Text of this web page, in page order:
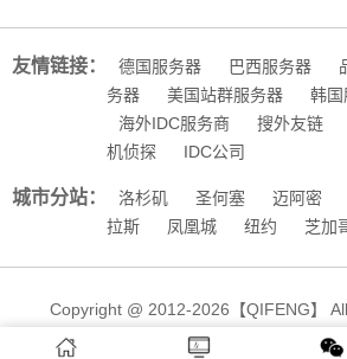
友情链接： 德国服务器 巴西服务器
务器
美国站群服务器 韩国
海外IDC服务商
搜外友链
机侦探
IDC公司
城市分站： 洛杉矶 圣何塞 迈阿密
拉斯
凤凰城 纽约 芝加
Copyright @ 2012-2026【QIFENG】